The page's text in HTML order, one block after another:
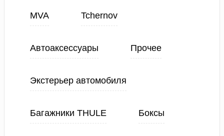
MVA Tchernov
Автоаксессуары Прочее
Экстерьер автомобиля
Багажники THULE Боксы